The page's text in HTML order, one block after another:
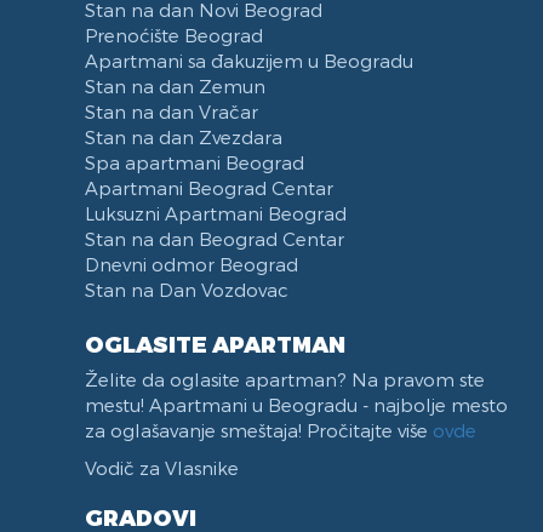
Stan na dan Novi Beograd
Prenoćište Beograd
Apartmani sa đakuzijem u Beogradu
Stan na dan Zemun
Stan na dan Vračar
Stan na dan Zvezdara
Spa apartmani Beograd
Apartmani Beograd Centar
Luksuzni Apartmani Beograd
Stan na dan Beograd Centar
Dnevni odmor Beograd
Stan na Dan Vozdovac
OGLASITE APARTMAN
Želite da oglasite apartman? Na pravom ste
mestu! Apartmani u Beogradu - najbolje mesto
za oglašavanje smeštaja! Pročitajte više ovde
Vodič za Vlasnike
GRADOVI